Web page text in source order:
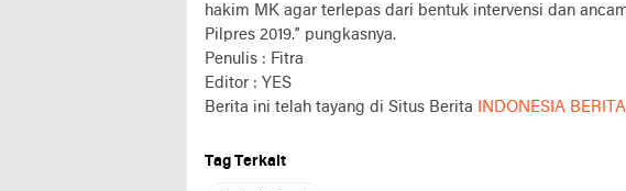
hakim MK agar terlepas dari bentuk intervensi dan
Pilpres 2019.” pungkasnya.
Penulis : Fitra
Editor : YES
Berita ini telah tayang di Situs Berita
INDONESIA BERITA
Tag Terkait